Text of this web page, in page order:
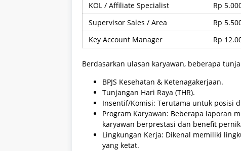
KOL / Affiliate Specialist
Rp
Supervisor Sales / Area
Rp
Key Account Manager
Rp
Berdasarkan ulasan karyawan, beberapa
BPJS Kesehatan & Ketenagakerjaan.
Tunjangan Hari Raya (THR).
Insentif/Komisi: Terutama untuk posisi
Program Karyawan: Beberapa laporan
karyawan berprestasi dan benefit
Lingkungan Kerja: Dikenal memiliki
yang ketat.